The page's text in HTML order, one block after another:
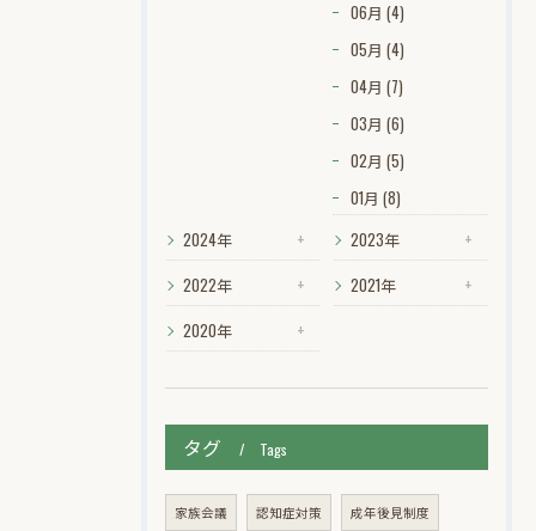
06月 (4)
05月 (4)
04月 (7)
03月 (6)
02月 (5)
01月 (8)
2024年
2023年
2022年
2021年
2020年
タグ Tags
家族会議 認知症対策 成年後見制度